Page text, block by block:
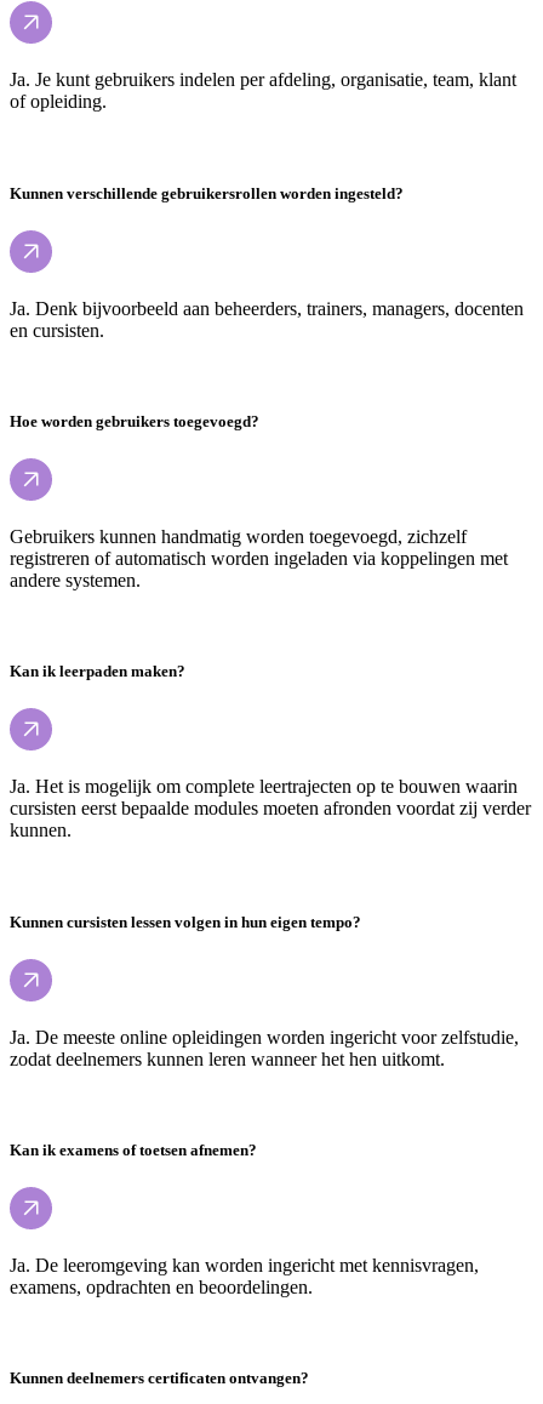
Ja. Je kunt gebruikers indelen per afdeling, organisatie, team, klant
of opleiding.
Kunnen verschillende gebruikersrollen worden ingesteld?
Ja. Denk bijvoorbeeld aan beheerders, trainers, managers, docenten
en cursisten.
Hoe worden gebruikers toegevoegd?
Gebruikers kunnen handmatig worden toegevoegd, zichzelf
registreren of automatisch worden ingeladen via koppelingen met
andere systemen.
Kan ik leerpaden maken?
Ja. Het is mogelijk om complete leertrajecten op te bouwen waarin
cursisten eerst bepaalde modules moeten afronden voordat zij verder
kunnen.
Kunnen cursisten lessen volgen in hun eigen tempo?
Ja. De meeste online opleidingen worden ingericht voor zelfstudie,
zodat deelnemers kunnen leren wanneer het hen uitkomt.
Kan ik examens of toetsen afnemen?
Ja. De leeromgeving kan worden ingericht met kennisvragen,
examens, opdrachten en beoordelingen.
Kunnen deelnemers certificaten ontvangen?